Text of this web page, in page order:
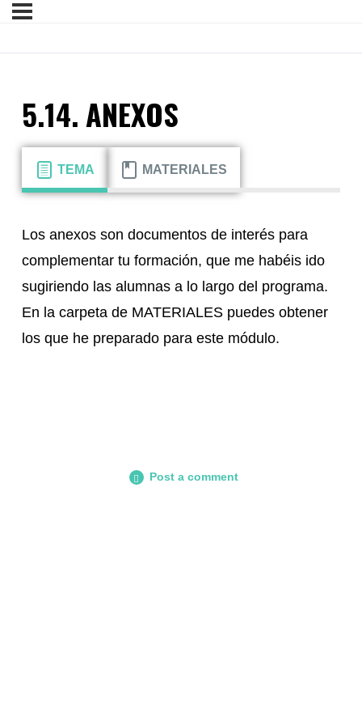
5.14. ANEXOS
TEMA MATERIALES
Los anexos son documentos de interés para
complementar tu formación, que me habéis ido
sugiriendo las alumnas a lo largo del programa.
En la carpeta de MATERIALES puedes obtener
los que he preparado para este módulo.
Post a comment